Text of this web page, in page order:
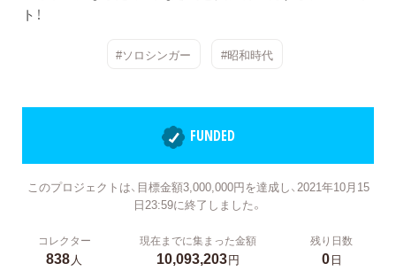
ト！
#ソロシンガー #昭和時代
FUNDED
このプロジェクトは、目標金額3,000,000円を達成し、2021年10月15
日23:59に終了しました。
コレクター
838人
現在までに集まった金額
10,093,203円
残り日数
0日